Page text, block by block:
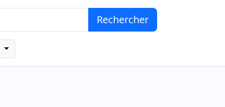
Rechercher